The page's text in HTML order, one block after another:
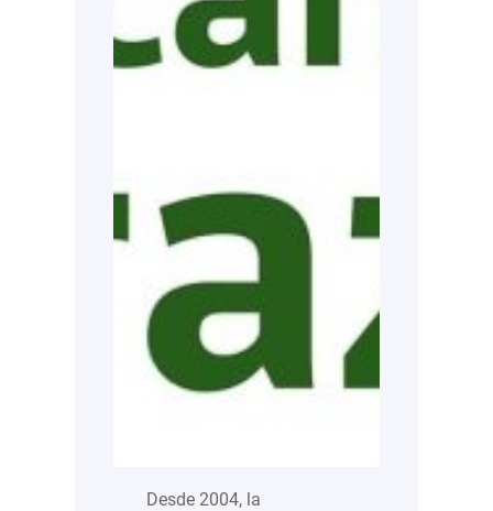
Desde 2004, la